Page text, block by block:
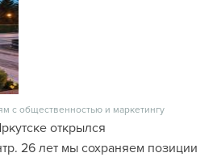
с общественностью и маркетингу
открылся
26 лет мы сохраняем позиции